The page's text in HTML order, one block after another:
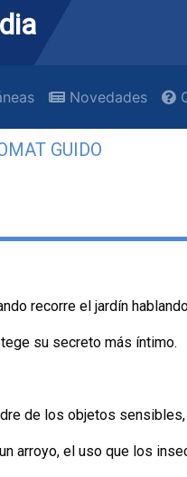
Novedades
GUIDO
recorre el jardín
su secreto más íntimo.
de los objetos
arroyo, el uso que los